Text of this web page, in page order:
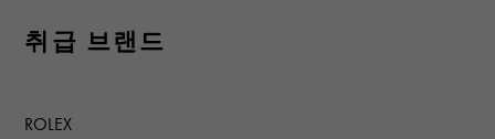
취급 브랜드
ROLEX